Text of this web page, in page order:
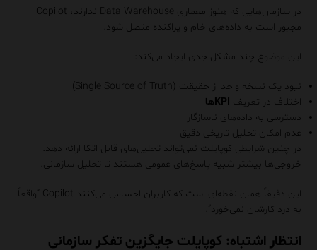
در سازمان‌هایی که هنوز معماری Data Warehouse ندارند، Copilot
مجبور است به داده‌های خام و پراکنده متصل شود.
این موضوع چند مشکل جدی ایجاد می‌کند:
نبود یک نسخه واحد از حقیقت (Single Source of Truth)
اختلاف در تعریف KPIها
دسترسی به داده‌های ناسازگار
عدم امکان تحلیل تاریخی دقیق
در چنین شرایطی کوپایلت نمی‌تواند تحلیل‌های قابل اتکا ارائه دهد.
خروجی‌ها بیشتر شبیه پاسخ‌های عمومی هستند تا تحلیل سازمانی.
این دقیقاً همان نقطه‌ای است که کاربران احساس می‌کنند Copilot “واقعاً
به درد کارشان نمی‌خورد”.
انتظار اشتباه: کوپایلت جایگزین تفکر سازمانی